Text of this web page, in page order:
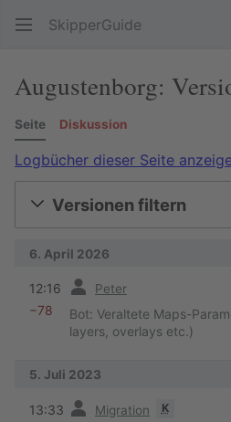
SkipperGuide
Augustenborg:
Seite Diskussion
Logbücher dieser Seite
Versionen filtern
6. April 2026
12:16 Peter
−78
Bot: Veraltete Maps-
layers, overlays etc.)
5. Juli 2023
13:33 Migration K